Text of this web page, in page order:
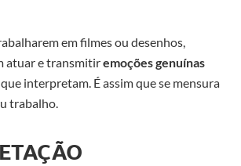
em filmes ou desenhos,
atuar e transmitiremoções genuínas
interpretam. É assim que se mensura
trabalho.